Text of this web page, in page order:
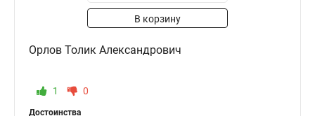
В корзину
Орлов Толик Александрович
1 0
Достоинства